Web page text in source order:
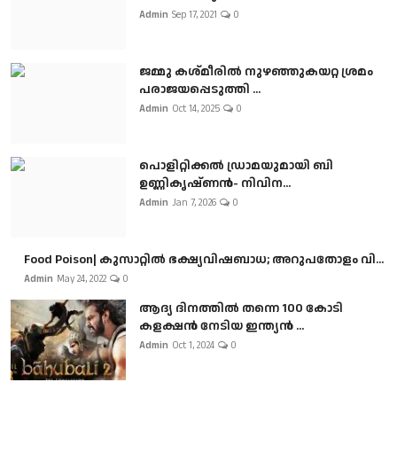
Admin Sep 17, 2021 0
ജമ്മു കശ്മീരിൽ നുഴഞ്ഞുകയറ്റ ശ്രമം
പരാജയപ്പെടുത്തി ...
Admin Oct 14, 2025 0
പൊളിറ്റിക്കല്‍ ഡ്രാമയുമായി ബി
ഉണ്ണികൃഷ്ണന്‍- നിവിന...
Admin Jan 7, 2026 0
Food Poison| കുസാറ്റില്‍ ഭക്ഷ്യവിഷബാധ; അറുപതോളം വി...
Admin May 24, 2022 0
ആദ്യ ദിനത്തിൽ തന്നെ 100 കോടി
കളക്ഷൻ നേടിയ ഇന്ത്യൻ ...
Admin Oct 1, 2024 0